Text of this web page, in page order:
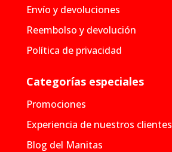
Envío y devoluciones
Reembolso y devolución
Política de privacidad
Categorías especiales
Promociones
Experiencia de nuestros clientes
Blog del Manitas